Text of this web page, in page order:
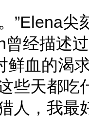
”Elena尖
曾经描述
鲜血的渴
些天都吃
人，我最